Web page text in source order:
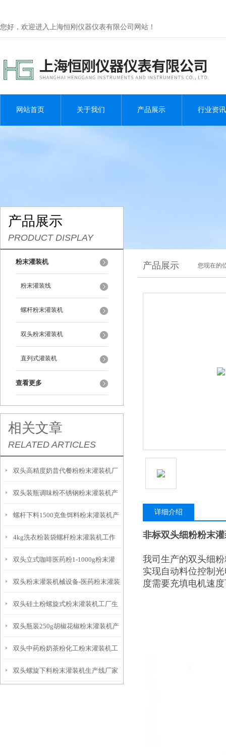
您好，欢迎进入上海恒刚仪器仪表有限公司网站！
网站首页 关于我们 产品展示 行业资讯
产品展示
PRODUCT DISPLAY
粉末灌装机
粉末灌装线
螺杆粉末灌装机
双头粉末灌装机
直列式灌装机
查看更多
相关文章
RELATED ARTICLES
双头高精度奶昔代餐粉粉末灌装机厂
家
双头装瓶调味粉不锈钢粉末灌装机产
品简介
螺杆下料1500克鱼饵料粉末灌装机产
品简介
4kg洗衣粉装袋螺杆粉末灌装机工作
原理
双头立式咖啡医药粉1-1000g粉末灌
装机产品简介
双头粉末灌装机械设备-医药粉末灌装
机厂家
双头硅土粉螺旋式粉末灌装机工厂生
产
双头瓶装250g胡椒花椒粉末灌装机产
品参数
双头中药粉奶茶粉化工粉末灌装机工
作原理
双头螺旋下料粉末灌装机生产线厂家
产品展示 您现在的
详细介绍
非标双头细粉粉末
我司生产的双头细
实现自动料位控制
度需要充填电机速